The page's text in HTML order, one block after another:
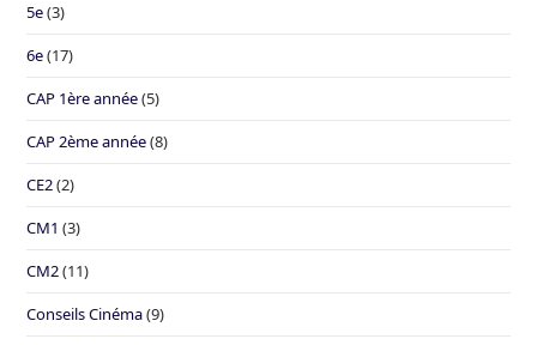
5e(3)
6e(17)
CAP 1ère année(5)
CAP 2ème année(8)
CE2(2)
CM1 (3)
CM2(11)
Conseils Cinéma(9)